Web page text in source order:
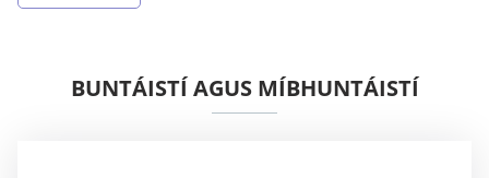
BUNTÁISTÍ AGUS MÍBHUNTÁISTÍ